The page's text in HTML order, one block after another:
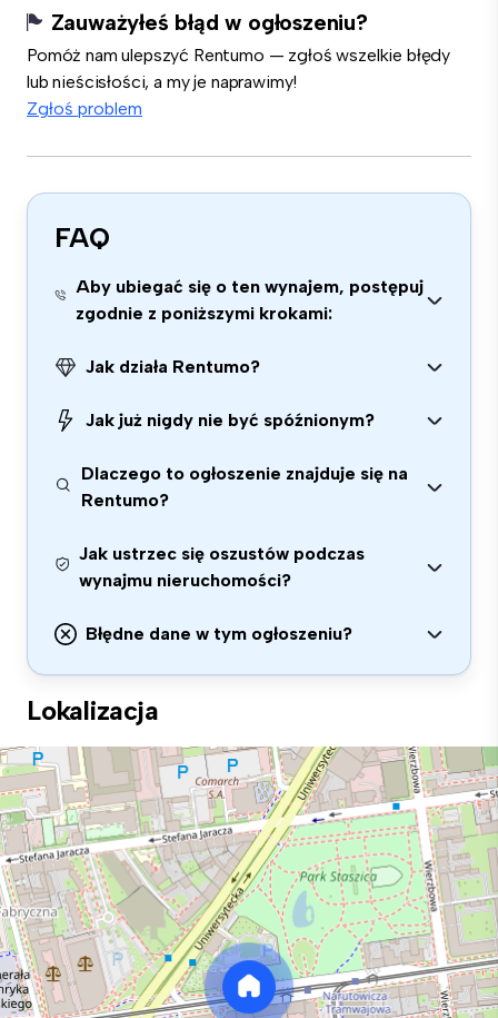
Zauważyłeś błąd w ogłoszeniu?
Pomóż nam ulepszyć Rentumo — zgłoś wszelkie błędy
lub nieścisłości, a my je naprawimy!
Zgłoś problem
FAQ
Aby ubiegać się o ten wynajem, postępuj
zgodnie z poniższymi krokami:
Jak działa Rentumo?
Jak już nigdy nie być spóźnionym?
Dlaczego to ogłoszenie znajduje się na
Rentumo?
Jak ustrzec się oszustów podczas
wynajmu nieruchomości?
Błędne dane w tym ogłoszeniu?
Lokalizacja